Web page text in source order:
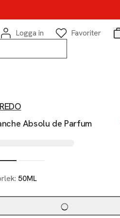
Logga in
Favoriter
Absolu de Parfum
50ML